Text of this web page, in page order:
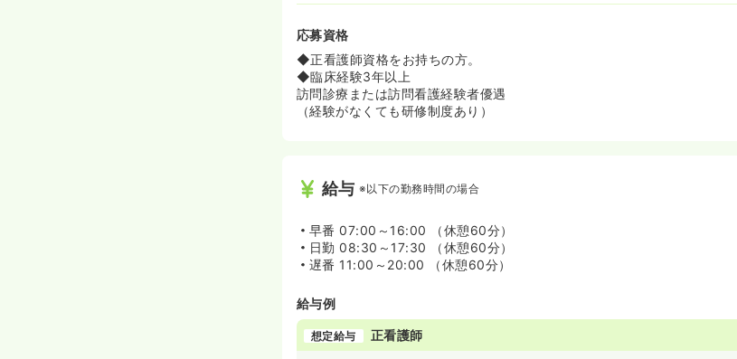
応募資格
◆正看護師資格をお持ちの方。
◆臨床経験3年以上
訪問診療または訪問看護経験者優遇
（経験がなくても研修制度あり）
給与 ※以下の勤務時間の場合
早番 07:00～16:00 （休憩60分）
日勤 08:30～17:30 （休憩60分）
遅番 11:00～20:00 （休憩60分）
給与例
想定給与 正看護師